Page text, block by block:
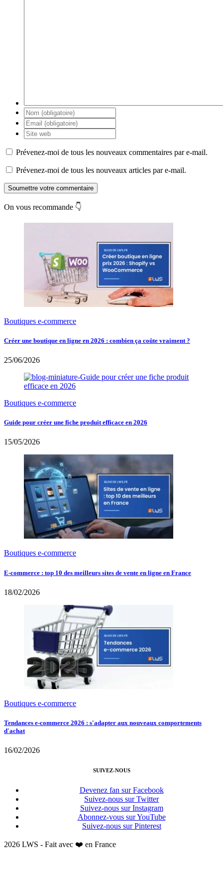
Prévenez-moi de tous les nouveaux commentaires par e-mail.
Prévenez-moi de tous les nouveaux articles par e-mail.
Soumettre votre commentaire
On vous recommande 👇
Boutiques e-commerce
Créer une boutique en ligne en 2026 : combien ça coûte vraiment ?
25/06/2026
Boutiques e-commerce
Guide pour créer une fiche produit efficace en 2026
15/05/2026
Boutiques e-commerce
E-commerce : top 10 des meilleurs sites de vente en ligne en France
18/02/2026
Boutiques e-commerce
Tendances e-commerce 2026 : s'adapter aux nouveaux comportements
d'achat
16/02/2026
SUIVEZ-NOUS
Devenez fan sur Facebook
Suivez-nous sur Twitter
Suivez-nous sur Instagram
Abonnez-vous sur YouTube
Suivez-nous sur Pinterest
2026 LWS - Fait avec ❤️ en France